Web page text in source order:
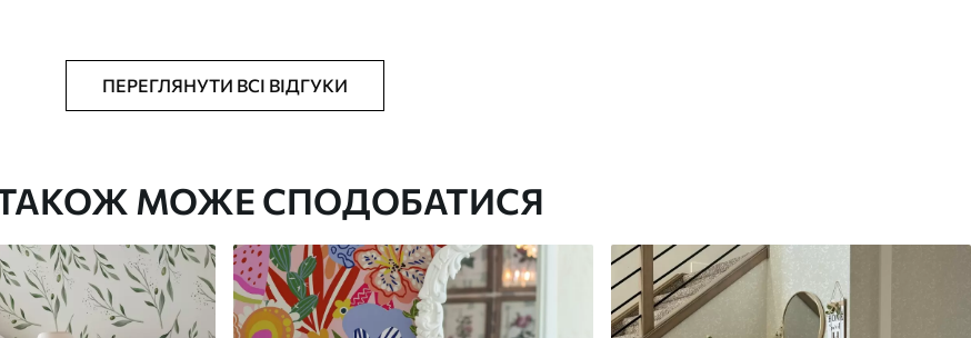
та/або клей для шпалер
ПЕРЕГЛЯНУТИ ВСІ ВІДГУКИ
МОЖЕ СПОДОБАТИСЯ